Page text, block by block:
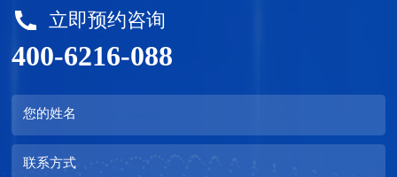
立即预约咨询
400-6216-088
您的姓名
联系方式